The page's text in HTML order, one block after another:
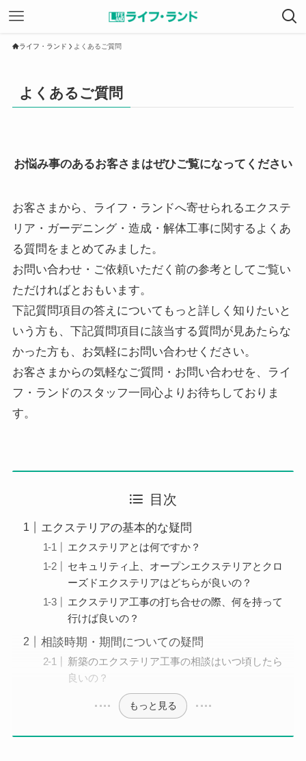
ライフ・ランド よくあるご質問
よくあるご質問
お悩み事のあるお客さまはぜひご覧になってください
お客さまから、ライフ・ランドへ寄せられるエクステ
リア・ガーデニング・造成・解体工事に関するよくあ
る質問をまとめてみました。
お問い合わせ・ご依頼いただく前の参考としてご覧い
ただければとおもいます。
下記質問項目の答えについてもっと詳しく知りたいと
いう方も、下記質問項目に該当する質問が見あたらな
かった方も、お気軽にお問い合わせください。
お客さまからの気軽なご質問・お問い合わせを、ライ
フ・ランドのスタッフ一同心よりお待ちしておりま
す。
目次
エクステリアの基本的な疑問
エクステリアとは何ですか？
セキュリティ上、オープンエクステリアとクロ
ーズドエクステリアはどちらが良いの？
エクステリア工事の打ち合せの際、何を持って
行けば良いの？
相談時期・期間についての疑問
新築のエクステリア工事の相談はいつ頃したら
良いの？
もっと見る